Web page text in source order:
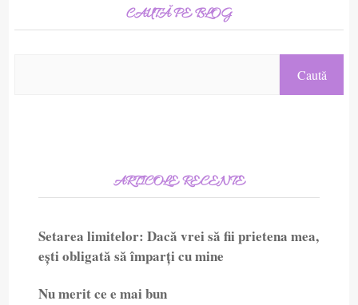
CAUTĂ PE BLOG
ARTICOLE RECENTE
Setarea limitelor: Dacă vrei să fii prietena mea,
ești obligată să împarți cu mine
Nu merit ce e mai bun